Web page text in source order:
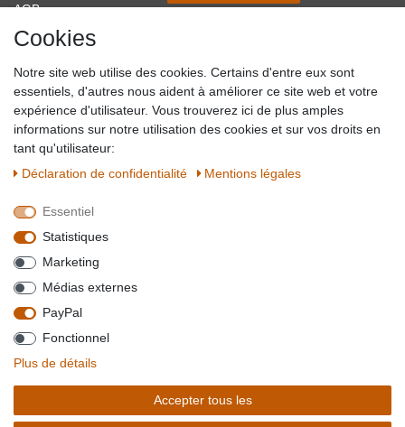
AGB
Impressum
Blog
SICHER EINKAUFEN
QUALITÄT
BESUCHEN SIE UNS AUF
WIR AKZEPTIEREN
*Alle Preise verstehen sich inkl. MwSt. zzgl. Versandkosten. **Gilt für Lieferungen
innerhalb deutschlands, Lieferzeiten für andere Länder entnehmen Sie bitte der
Schaltfäche mit denVersandinformationen. *** Bei den ausgewiesenen Versandkosten
handelt es sich um die StandardVersandkostenfür Deutschland, diese ändern sich je
nach Auswahl Ihres Lieferlandes.
Cookies
Notre site web utilise des cookies. Certains d'entre eux sont
essentiels, d'autres nous aident à améliorer ce site web et votre
expérience d'utilisateur. Vous trouverez ici de plus amples
informations sur notre utilisation des cookies et sur vos droits en
tant qu'utilisateur:
Déclaration de confidentialité
Mentions légales
Essentiel
Statistiques
Marketing
Médias externes
PayPal
Fonctionnel
Plus de détails
Accepter tous les